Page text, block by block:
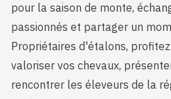
pour la saison de monte,
passionnés et partager un
Propriétaires d'étalons,
valoriser vos chevaux,
rencontrer les éleveurs de la